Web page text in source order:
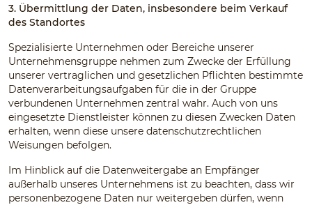
3. Übermittlung der Daten, insbesondere beim Verkauf
des Standortes
Spezialisierte Unternehmen oder Bereiche unserer
Unternehmensgruppe nehmen zum Zwecke der Erfüllung
unserer vertraglichen und gesetzlichen Pflichten bestimmte
Datenverarbeitungsaufgaben für die in der Gruppe
verbundenen Unternehmen zentral wahr. Auch von uns
eingesetzte Dienstleister können zu diesen Zwecken Daten
erhalten, wenn diese unsere datenschutzrechtlichen
Weisungen befolgen.
Im Hinblick auf die Datenweitergabe an Empfänger
außerhalb unseres Unternehmens ist zu beachten, dass wir
personenbezogene Daten nur weitergeben dürfen, wenn